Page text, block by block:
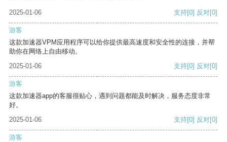
2025-01-06 支持[0] 反对[0]
游客
这款加速器VPM应用程序可以给你提供最高速度和安全性的连接，并帮
助你在网络上自由移动。
2025-01-06
支持[0] 反对[0]
游客
这款加速器app的客服很贴心，遇到问题都能及时解决，服务态度非常
好。
2025-01-06
支持[0] 反对[0]
游客